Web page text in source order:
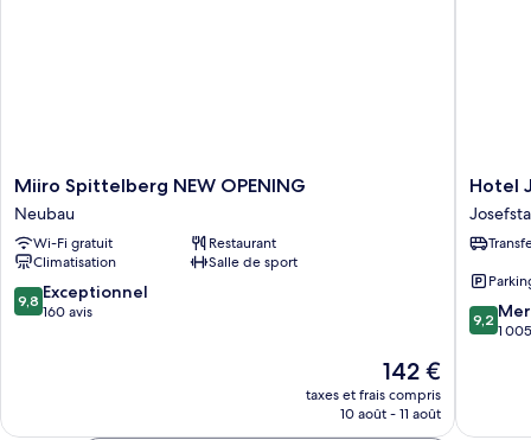
Miiro
Spittelberg
NEW
OPENING
Neubau
Miiro Spittelberg NEW OPENING
Neubau
Wi-Fi gratuit
Restaurant
Climatisation
Salle de sport
9.8
sur
9,8 Exceptionnel
160 avis
Le
nouveau
prix
142 €
taxes et frais compris
10 août - 11 août
Hotel
am
Rathaus
Hotel
9.2
sur
9,2
1